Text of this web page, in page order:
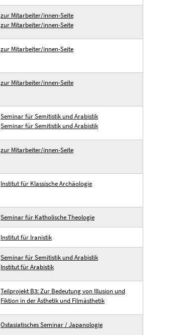
zur Mitarbeiter/innen-Seite
zur Mitarbeiter/innen-Seite
zur Mitarbeiter/innen-Seite
zur Mitarbeiter/innen-Seite
Seminar für Semitistik und Arabistik
Seminar für Semitistik und Arabistik
zur Mitarbeiter/innen-Seite
Institut für Klassische Archäologie
Seminar für Katholische Theologie
Institut für Iranistik
Seminar für Semitistik und Arabistik
Institut für Arabistik
Teilprojekt B3: Zur Bedeutung von Illusion und
Fiktion in der Ästhetik und Filmästhetik
Ostasiatisches Seminar / Japanologie